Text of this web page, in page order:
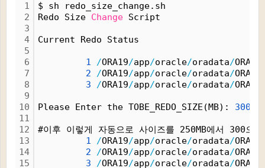
1
2
3
4
5
6
7
8
9
10
11
12
13
14
15
$ sh redo_size_change.sh
Redo Size Change Script
Current Redo Status
1 /ORA19/app/oracle/oradata/
2
/ORA19/app/oracle/oradata/
3
/ORA19/app/oracle/oradata/
Please Enter the TOBE_REDO_SIZE(MB): 300
#이후 이렇게 자동으로 사이즈를 250MB에서 300으
1
/ORA19/app/oracle/oradata/
2
/ORA19/app/oracle/oradata/
3
/ORA19/app/oracle/oradata/